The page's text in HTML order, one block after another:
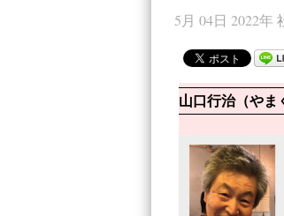
5月 04日 2022年
山口行治（やま